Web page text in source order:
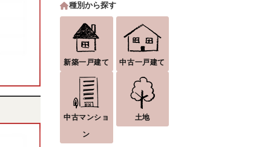
種別から探す
新築一戸建て 中古一戸建て
中古マンショ
ン
土地